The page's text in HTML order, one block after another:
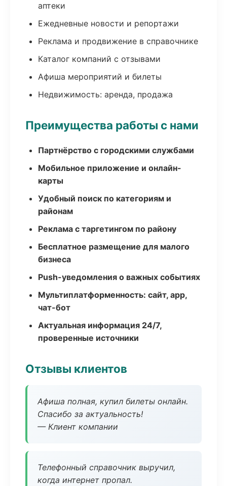
аптеки
Ежедневные новости и репортажи
Реклама и продвижение в справочнике
Каталог компаний с отзывами
Афиша мероприятий и билеты
Недвижимость: аренда, продажа
Преимущества работы с нами
Партнёрство с городскими службами
Мобильное приложение и онлайн-
карты
Удобный поиск по категориям и
районам
Реклама с таргетингом по району
Бесплатное размещение для малого
бизнеса
Push-уведомления о важных событиях
Мультиплатформенность: сайт, app,
чат-бот
Актуальная информация 24/7,
проверенные источники
Отзывы клиентов
Афиша полная, купил билеты онлайн.
Спасибо за актуальность!
— Клиент компании
Телефонный справочник выручил,
когда интернет пропал.